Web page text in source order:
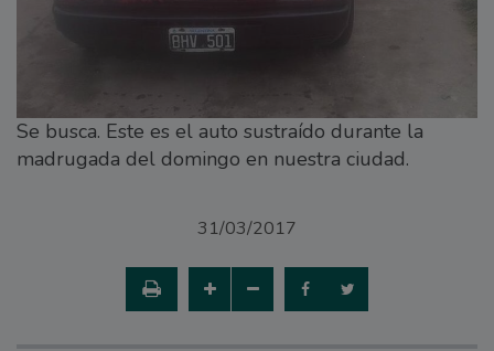
Se busca. Este es el auto sustraído durante la
madrugada del domingo en nuestra ciudad.
31/03/2017